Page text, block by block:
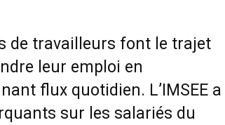
de travailleurs font le trajet
leur emploi en
flux quotidien. L’IMSEE a
sur les salariés du